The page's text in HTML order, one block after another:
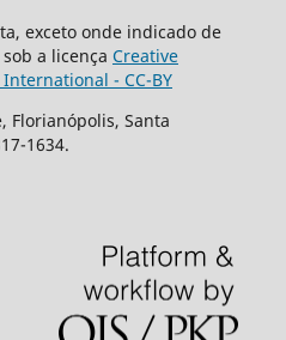
exceto onde indicado de
a licença Creative
- CC-BY
Florianópolis, Santa
1634.